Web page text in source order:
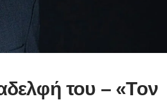
του – «Τον